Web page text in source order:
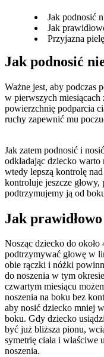
Jak podnosić
Jak
Przyjazna
Jak podnosić
Ważne jest, aby podczas
w pierwszych
powierzchnię podparcia
ruchy zapewnić mu
Jak zatem podnosić i
odkładając dziecko
wtedy lepszą kontrolę
kontroluje jeszcze głowy,
podtrzymujemy ją od
Jak
Nosząc dziecko do
podtrzymywać głowę w
obie rączki i nóżki
do noszenia w tym
czwartym miesiącu
noszenia na boku bez
aby nosić dziecko mniej
boku. Gdy dziecko
być już bliższa pionu,
symetrię ciała i
noszenia.